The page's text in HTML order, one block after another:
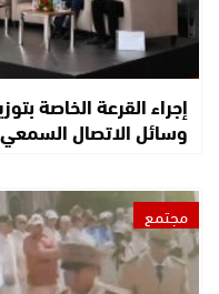
إجراء القرعة الخاصة
وسائل الاتصال
مجتمع